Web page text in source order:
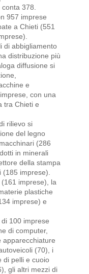
378.
957 imprese
a Chieti (551
di abbigliamento
distribuzione più
diffusione si
e
con una
tra Chieti e
rilievo si
del legno
(286
in minerali
della stampa
imprese).
imprese), la
plastiche
imprese) e
100 imprese
di computer,
apparecchiature
(70), i
di pelli e cuoio
gli altri mezzi di